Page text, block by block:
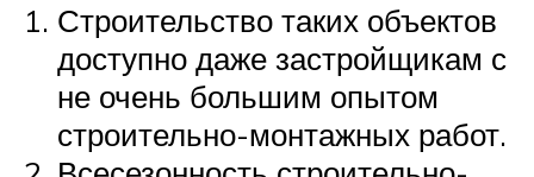
Строительство таких объектов
доступно даже застройщикам с
не очень большим опытом
строительно-монтажных работ.